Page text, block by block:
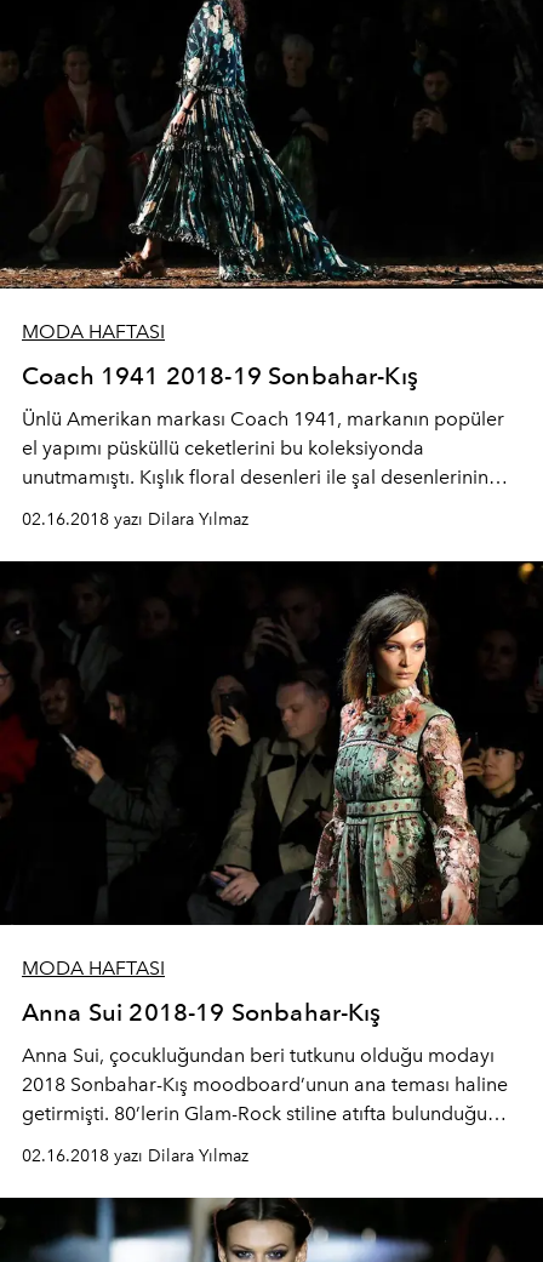
MODA HAFTASI
Coach 1941 2018-19 Sonbahar-Kış
Ünlü Amerikan markası Coach 1941, markanın popüler
el yapımı püsküllü ceketlerini bu koleksiyonda
unutmamıştı. Kışlık floral desenleri ile şal desenlerinin
olduğu koleksiyon ile önümüzdeki kış sokak stili sofistike
bir hal alacak gibi duruyor.
02.16.2018 yazı Dilara Yılmaz
MODA HAFTASI
Anna Sui 2018-19 Sonbahar-Kış
Anna Sui, çocukluğundan beri tutkunu olduğu modayı
2018 Sonbahar-Kış moodboard’unun ana teması haline
getirmişti. 80’lerin Glam-Rock stiline atıfta bulunduğu
koleksiyon ile büyük beğeni kazandı. Levi’s ile yaptıkları
çalışma sonucu fitilli kadife ceketler ve pantolonlar
koleksiyonda ki yerini aldı.
02.16.2018 yazı Dilara Yılmaz